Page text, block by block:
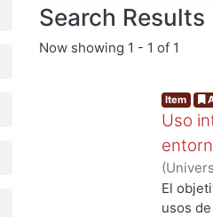
Search Results
Now showing 1 - 1 of 1
Item
Uso
(
García,
El
usos